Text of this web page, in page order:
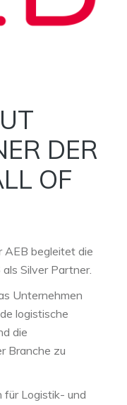
DER
OF
begleitet die
Silver Partner.
Unternehmen
logistische
die
Branche zu
Logistik- und